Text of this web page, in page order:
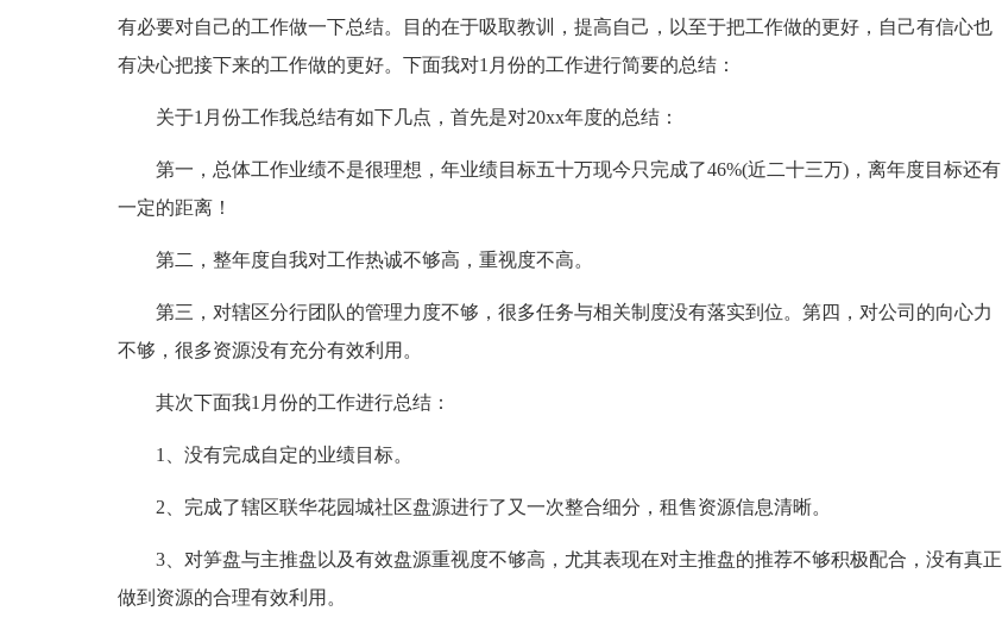
有必要对自己的工作做一下总结。目的在于吸取教训，提高自己，以至于把工作做的更好，自己有信心也
有决心把接下来的工作做的更好。下面我对1月份的工作进行简要的总结：
关于1月份工作我总结有如下几点，首先是对20xx年度的总结：
第一，总体工作业绩不是很理想，年业绩目标五十万现今只完成了46%(近二十三万)，离年度目标还有
一定的距离！
第二，整年度自我对工作热诚不够高，重视度不高。
第三，对辖区分行团队的管理力度不够，很多任务与相关制度没有落实到位。第四，对公司的向心力
不够，很多资源没有充分有效利用。
其次下面我1月份的工作进行总结：
1、没有完成自定的业绩目标。
2、完成了辖区联华花园城社区盘源进行了又一次整合细分，租售资源信息清晰。
3、对笋盘与主推盘以及有效盘源重视度不够高，尤其表现在对主推盘的推荐不够积极配合，没有真正
做到资源的合理有效利用。